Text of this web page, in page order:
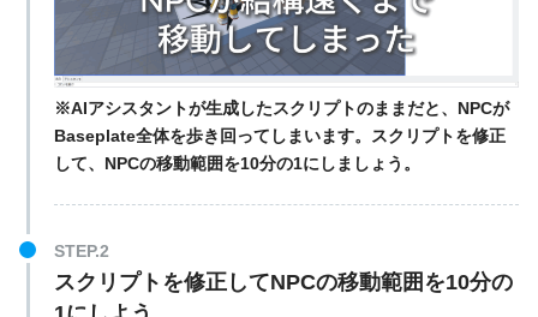
※AIアシスタントが生成したスクリプトのままだと、NPCが
Baseplate全体を歩き回ってしまいます。スクリプトを修正
して、NPCの移動範囲を10分の1にしましょう。
STEP.2
スクリプトを修正してNPCの移動範囲を10分の